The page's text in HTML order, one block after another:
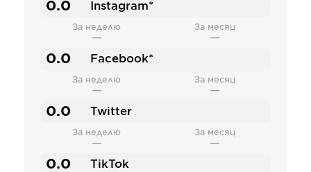
0.0 Instagram*
За неделю
—
За месяц
—
0.0 Facebook*
За неделю
—
За месяц
—
0.0 Twitter
За неделю
—
За месяц
—
0.0 TikTok